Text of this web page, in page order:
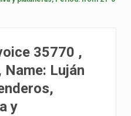
35770 ,
Luján
y